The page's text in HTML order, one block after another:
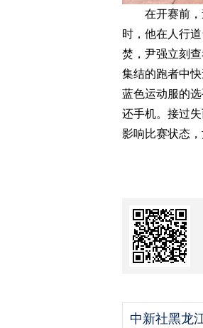
在开赛前，道
时，他在人行
焚，尹强立刻
集结的跑者中
蓝色运动服的
还手机。接过
影响比赛状态
中新社黑龙